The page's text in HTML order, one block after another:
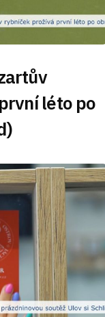
léto po